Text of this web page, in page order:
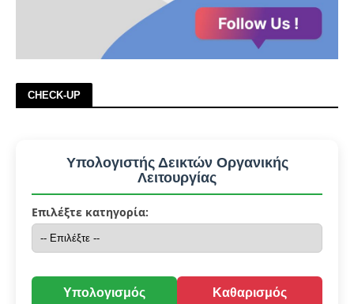
CHECK-UP
Υπολογιστής Δεικτών Οργανικής
Λειτουργίας
Επιλέξτε κατηγορία:
Υπολογισμός Καθαρισμός